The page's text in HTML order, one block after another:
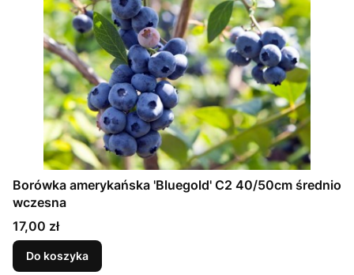
Borówka amerykańska 'Bluegold' C2 40/50cm średnio
wczesna
Cena
17,00 zł
Do koszyka